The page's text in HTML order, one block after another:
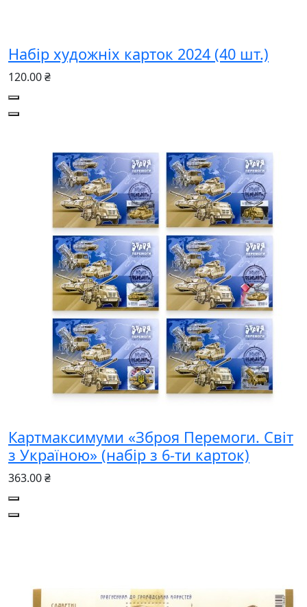
Набір художніх карток 2024 (40 шт.)
120.00 ₴
Картмаксимуми «Зброя Перемоги. Світ
з Україною» (набір з 6-ти карток)
363.00 ₴